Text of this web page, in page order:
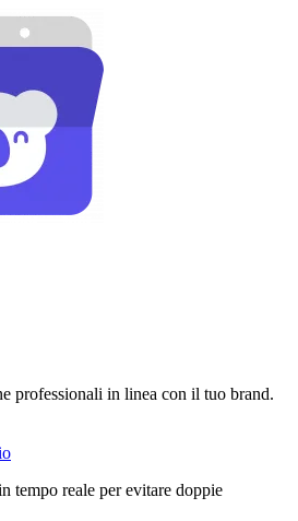
professionali in linea con il tuo brand.
tempo reale per evitare doppie